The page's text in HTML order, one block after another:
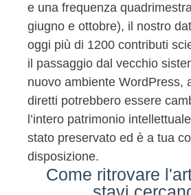
e una frequenza
giugno e ottobre), il nostro
oggi più di 1200 contributi
il passaggio dal vecchio
nuovo ambiente WordPress,
diretti potrebbero essere
l’intero patrimonio
stato preservato ed è a tua
disposizione.
Come ritrovare